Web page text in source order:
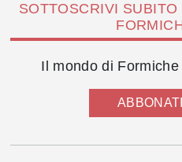
SOTTOSCRIVI
Il mondo di